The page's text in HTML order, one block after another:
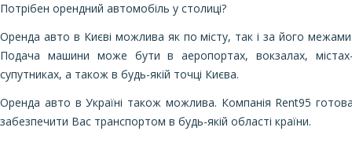
Потрібен орендний автомобіль у столиці?
Оренда авто в Києві можлива як по місту, так і за його
Подача машини може бути в аеропортах, вокзалах,
супутниках, а також в будь-якій точці Києва.
Оренда авто в Україні також можлива. Компанія Rent95
забезпечити Вас транспортом в будь-якій області країни.